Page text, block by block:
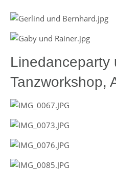
Linedanceparty
Tanzworkshop,